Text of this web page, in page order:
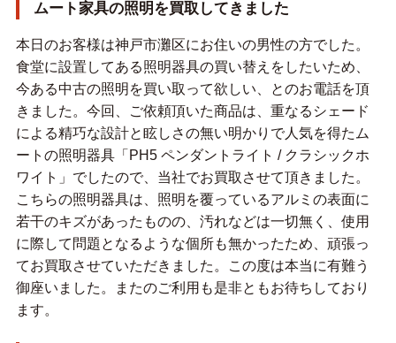
ムート家具の照明を買取してきました
本日のお客様は神戸市灘区にお住いの男性の方でした。
食堂に設置してある照明器具の買い替えをしたいため、
今ある中古の照明を買い取って欲しい、とのお電話を頂
きました。今回、ご依頼頂いた商品は、重なるシェード
による精巧な設計と眩しさの無い明かりで人気を得たム
ートの照明器具「PH5 ペンダントライト / クラシックホ
ワイト」でしたので、当社でお買取させて頂きました。
こちらの照明器具は、照明を覆っているアルミの表面に
若干のキズがあったものの、汚れなどは一切無く、使用
に際して問題となるような個所も無かったため、頑張っ
てお買取させていただきました。この度は本当に有難う
御座いました。またのご利用も是非ともお待ちしており
ます。